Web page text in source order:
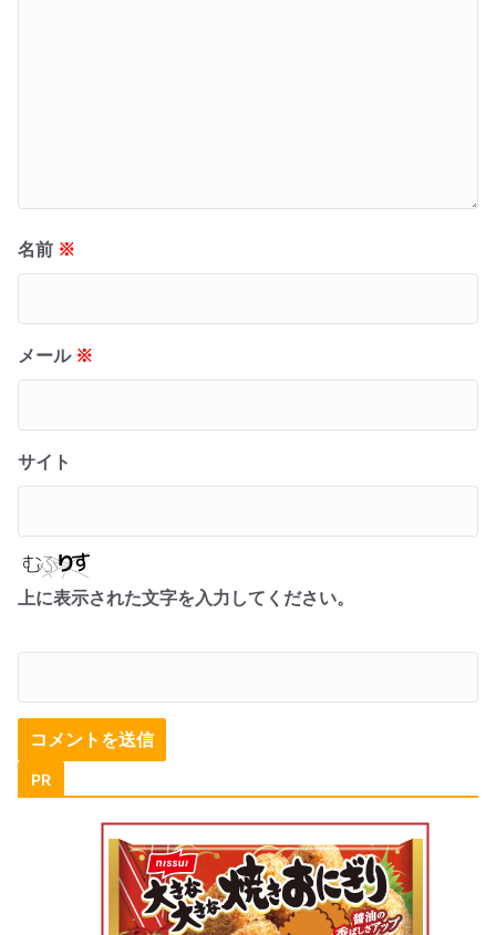
名前 ※
メール ※
サイト
上に表示された文字を入力してください。
PR